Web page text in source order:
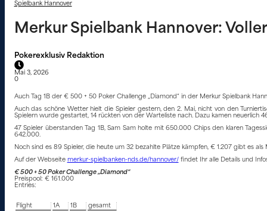
Spielbank Hannover
Merkur Spielbank Hannover:
Pokerexklusiv Redaktion
Mai 3, 2026
0
Auch Tag 1B der € 500 + 50 Poker Challenge „Diamond“ in der Merkur Spielbank
Auch das schöne Wetter hielt die Spieler gestern, den 2. Mai, nicht von den
Spielern wurde gestartet, 14 rückten von der Warteliste nach. Dazu kamen neuerlich
47 Spieler überstanden Tag 1B, Sam Sam holte mit 650.000 Chips den klaren
642.000.
Noch sind es 89 Spieler, die heute um 32 bezahlte Plätze kämpfen, € 1.207 gibt es
Auf der Webseite merkur-spielbanken-nds.de/hannover/findet Ihr alle Details und
€ 500 + 50 Poker Challenge „Diamond“
Preispool: € 161.000
Entries:
Flight 1A 1B
gesamt